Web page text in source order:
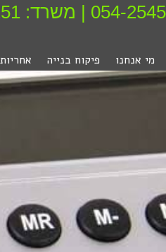
משרד: 054-2545251
מי אנחנו פיקוח בנייה אחריות